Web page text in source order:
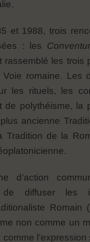
et 1988, trois
: les
rassemblé les trois
romaine. Les
les rituels, les
de polythéisme, la
ancienne
Tradition de la
d’action
de diffuser les
Romain
non comme un
l’expression